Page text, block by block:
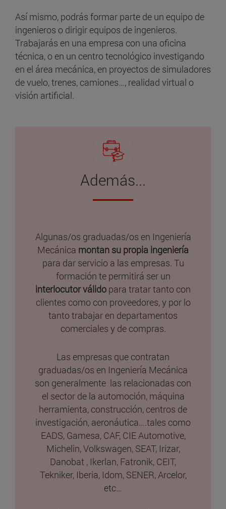
Así mismo, podrás formar parte de un equipo de
ingenieros o dirigir equipos de ingenieros.
Trabajarás en una empresa con una oficina
técnica, o en un centro tecnológico investigando
en el área mecánica, en proyectos de simuladores
de vuelo, trenes, camiones…, realidad virtual o
visión artificial.
Además...
Algunas/os graduadas/os en Ingeniería
Mecánica montan su propia ingeniería
para dar servicio a las empresas. Tu
formación te permitirá ser un
interlocutor válido para tratar tanto con
clientes como con proveedores, y por lo
tanto trabajar en departamentos
comerciales y de compras.
Las empresas que contratan
graduadas/os en Ingeniería Mecánica
son generalmente las relacionadas con
el sector de la automoción, máquina
herramienta, construcción, centros de
investigación, aeronáutica….tales como
EADS, Gamesa, CAF, CIE Automotive,
Michelin, Volkswagen, SEAT, Irizar,
Danobat , Ikerlan, Fatronik, CEIT,
Tekniker, Iberia, Idom, SENER, Arcelor,
etc…